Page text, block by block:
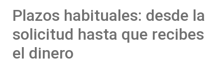
Plazos habituales: desde la
solicitud hasta que recibes
el dinero